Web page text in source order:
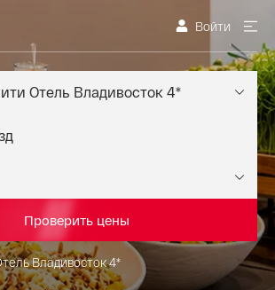
Войти
Отель Владивосток 4*
Проверить цены
Владивосток 4*